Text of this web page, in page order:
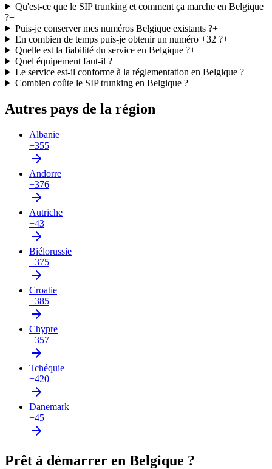
Qu'est-ce que le SIP trunking et comment ça marche en Belgique
?+
Puis-je conserver mes numéros Belgique existants ?+
En combien de temps puis-je obtenir un numéro +32 ?+
Quelle est la fiabilité du service en Belgique ?+
Quel équipement faut-il ?+
Le service est-il conforme à la réglementation en Belgique ?+
Combien coûte le SIP trunking en Belgique ?+
Autres pays de la région
Albanie
+355
Andorre
+376
Autriche
+43
Biélorussie
+375
Croatie
+385
Chypre
+357
Tchéquie
+420
Danemark
+45
Prêt à démarrer en Belgique ?